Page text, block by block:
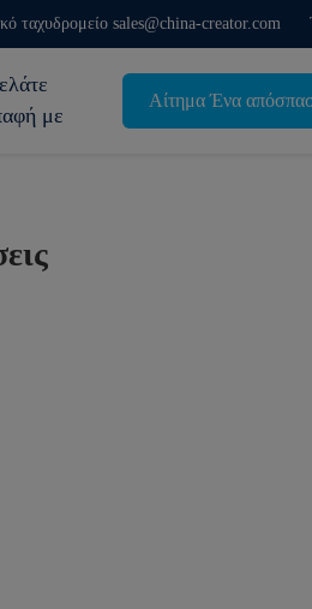
ταχυδρομείο sales@china-creator.com
με
Αίτημα Ένα